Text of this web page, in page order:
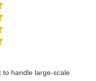
to handle large-scale